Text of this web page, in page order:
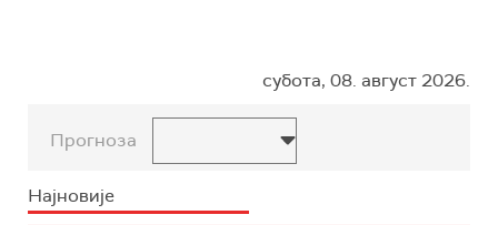
субота, 08. август 2026.
Прогноза
Најновије